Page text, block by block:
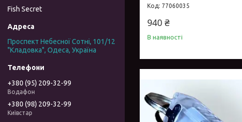
77060035
940 ₴
В наявності
Fish Secret
Проспект Небесної Сотні, 101/12
"Кладовка", Одеса, Україна
+380 (95) 209-32-99
Водафон
+380 (98) 209-32-99
Київстар